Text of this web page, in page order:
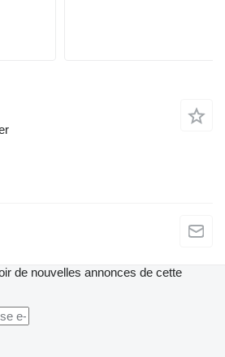
de nouvelles annonces de cette